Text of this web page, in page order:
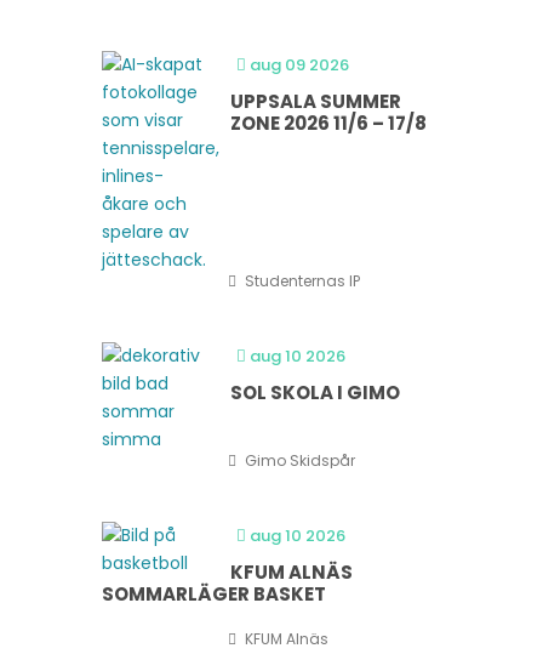
aug 09 2026
UPPSALA SUMMER
ZONE 2026 11/6 – 17/8 ​
Studenternas IP
aug 10 2026
SOL SKOLA I GIMO
Gimo Skidspår
aug 10 2026
KFUM ALNÄS
SOMMARLÄGER BASKET
KFUM Alnäs